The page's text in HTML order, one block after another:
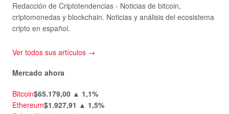
Redacción de Criptotendencias - Noticias de bitcoin,
criptomonedas y blockchain. Noticias y análisis del ecosistema
cripto en español.
Ver todos sus artículos →
Mercado ahora
Bitcoin$65.179,00 ▲ 1,1%
Ethereum$1.927,91 ▲ 1,5%